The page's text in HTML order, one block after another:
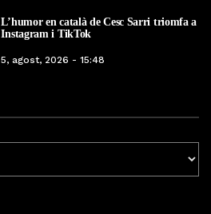
L’humor en català de Cesc Sarri triomfa a
Instagram i TikTok
5, agost, 2026 - 15:48